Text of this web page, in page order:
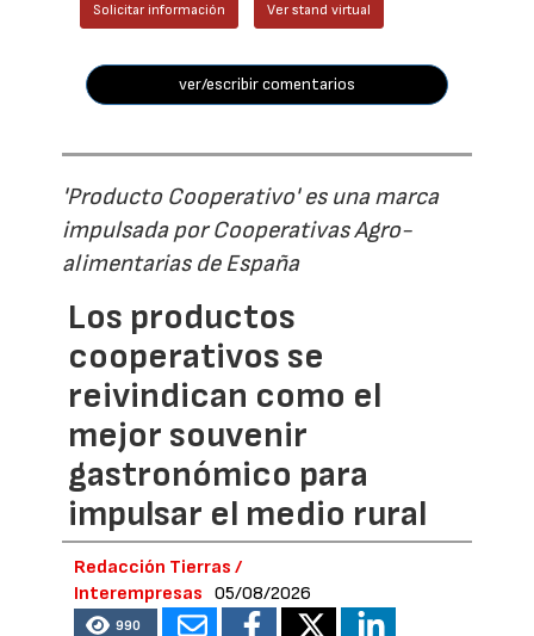
Solicitar información Ver stand virtual
ver/escribir comentarios
'Producto Cooperativo' es una marca
impulsada por Cooperativas Agro-
alimentarias de España
Los productos
cooperativos se
reivindican como el
mejor souvenir
gastronómico para
impulsar el medio rural
Redacción Tierras /
Interempresas
05/08/2026
990